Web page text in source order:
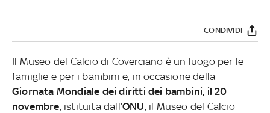
CONDIVIDI
Il Museo del Calcio di Coverciano è un luogo per le
famiglie e per i bambini e, in occasione della
Giornata Mondiale dei diritti dei bambini, il 20
novembre, istituita dall’ONU, il Museo del Calcio